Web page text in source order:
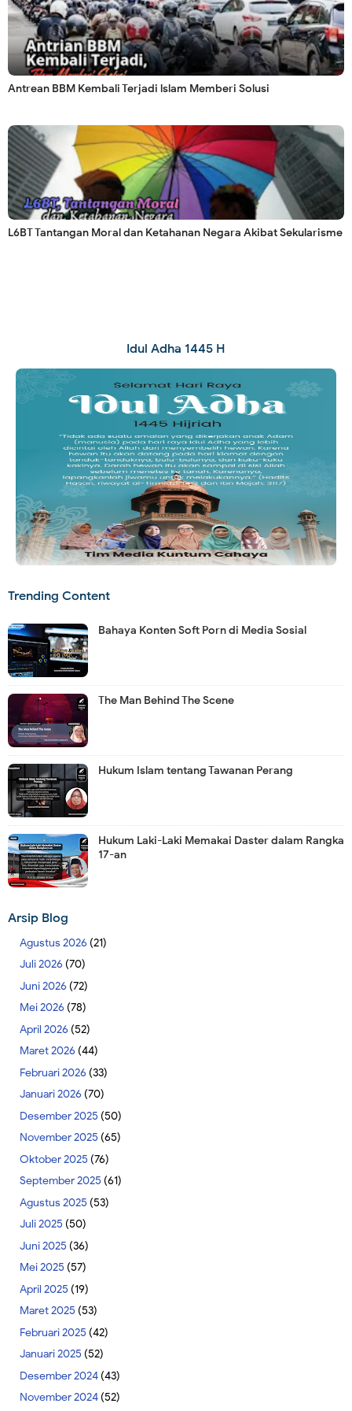
Antrean BBM Kembali Terjadi lslam Memberi Solusi
L6BT Tantangan Moral dan Ketahanan Negara Akibat Sekularisme
Idul Adha 1445 H
Trending Content
Bahaya Konten Soft Porn di Media Sosial
The Man Behind The Scene
Hukum Islam tentang Tawanan Perang
Hukum Laki-Laki Memakai Daster dalam Rangka
17-an
Arsip Blog
Agustus 2026 (21)
Juli 2026 (70)
Juni 2026 (72)
Mei 2026 (78)
April 2026 (52)
Maret 2026 (44)
Februari 2026 (33)
Januari 2026 (70)
Desember 2025 (50)
November 2025 (65)
Oktober 2025 (76)
September 2025 (61)
Agustus 2025 (53)
Juli 2025 (50)
Juni 2025 (36)
Mei 2025 (57)
April 2025 (19)
Maret 2025 (53)
Februari 2025 (42)
Januari 2025 (52)
Desember 2024(43)
November 2024(52)